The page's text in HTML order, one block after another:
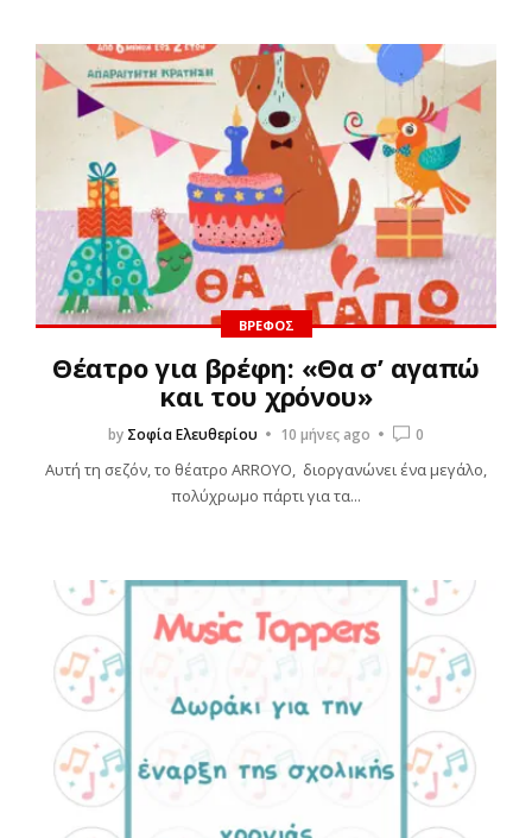
ΒΡΈΦΟΣ
Θέατρο για βρέφη: «Θα σ’ αγαπώ
και του χρόνου»
by Σοφία Ελευθερίου 10 μήνες ago 0
Αυτή τη σεζόν, το θέατρο ARROYO, διοργανώνει ένα μεγάλο,
πολύχρωμο πάρτι για τα...